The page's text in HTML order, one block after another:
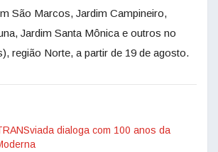
São Marcos, Jardim Campineiro,
Jardim Santa Mônica e outros no
região Norte, a partir de 19 de agosto.
dialoga com 100 anos da